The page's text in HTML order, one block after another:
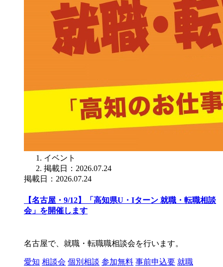
イベント
掲載日：2026.07.24
掲載日：2026.07.24
【名古屋・9/12】「高知県U・Iターン 就職・転職相談
会」を開催します
名古屋で、就職・転職職相談会を行います。
愛知 相談会 個別相談 参加無料 事前申込要 就職